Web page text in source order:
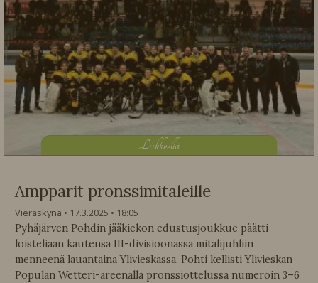
Liikkeellä
Ampparit pronssimitaleille
Vieraskynä 17.3.2025
18:05
Pyhäjärven Pohdin jääkiekon edustusjoukkue päätti
loisteliaan kautensa III-divisioonassa mitalijuhliin
menneenä lauantaina Ylivieskassa. Pohti kellisti Ylivieskan
Populan Wetteri-areenalla pronssiottelussa numeroin 3–6